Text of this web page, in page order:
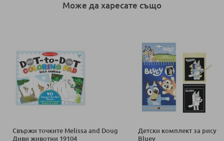
Може да харесате също
Свържи точките Melissa and Doug
Диви животни 19104
Детски комплект за
Bluey